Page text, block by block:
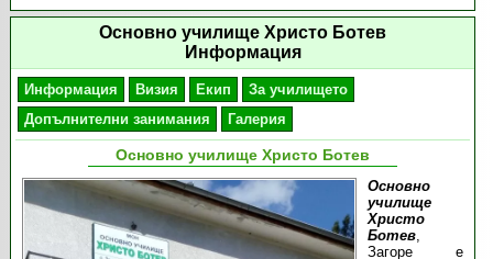
Основно училище Христо Ботев
Информация
Информация Визия Екип
За училището
Допълнителни занимания
Галерия
Основно училище Христо Ботев
Основно
училище
Христо
Ботев,
Загоре е